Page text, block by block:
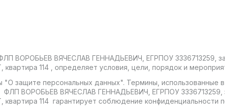
ВОРОБЬЕВ ВЯЧЕСЛАВ ГЕННАДЬЕВИЧ, ЕГРПОУ 3336713259,
114 , определяет условия, цели, порядок и
"О защите персональных данных". Термины, использованные
ВОРОБЬЕВ ВЯЧЕСЛАВ ГЕННАДЬЕВИЧ, ЕГРПОУ 3336713259,
114 гарантирует соблюдение конфиденциальности